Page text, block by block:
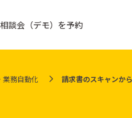
談会（デモ）を予約
業務自動化 請求書のスキャンか